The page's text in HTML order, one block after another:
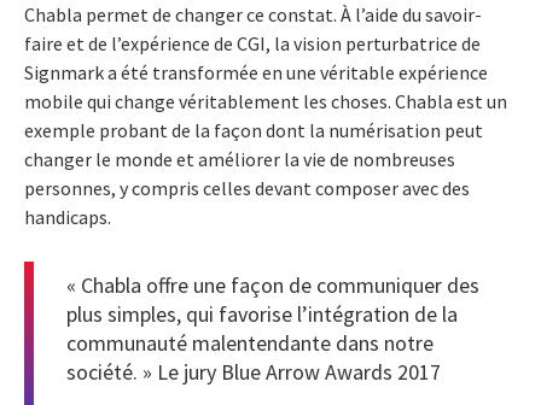
Chabla permet de changer ce constat. À l’aide du savoir-
faire et de l’expérience de CGI, la vision perturbatrice de
Signmark a été transformée en une véritable expérience
mobile qui change véritablement les choses. Chabla est un
exemple probant de la façon dont la numérisation peut
changer le monde et améliorer la vie de nombreuses
personnes, y compris celles devant composer avec des
handicaps.
« Chabla offre une façon de communiquer des
plus simples, qui favorise l’intégration de la
communauté malentendante dans notre
société. » Le jury Blue Arrow Awards 2017